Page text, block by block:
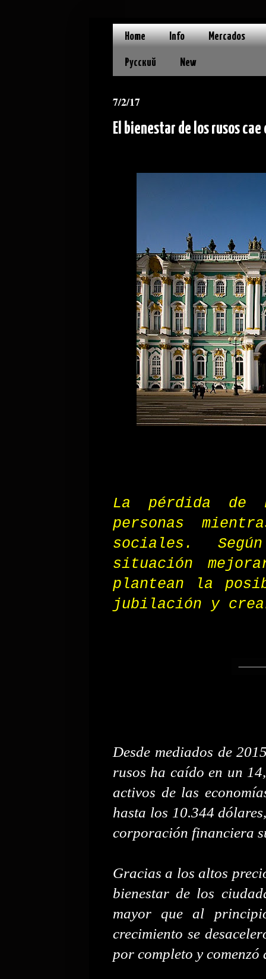
Home Info Mercados
Русский New
7/2/17
El bienestar de los rusos
La pérdida de
personas
sociales.
situación
plantean la
jubilación y
Desde mediados de
rusos ha caído en un
activos de las
hasta los 10.344
corporación financiera
Gracias a los altos
bienestar de los
mayor que al
crecimiento se
por completo y comenzó